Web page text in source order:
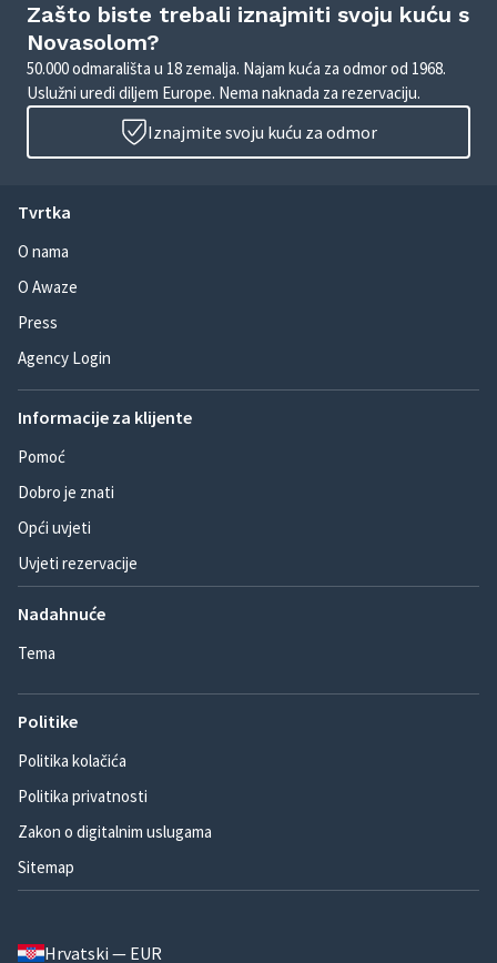
Zašto biste trebali iznajmiti svoju kuću s
Novasolom?
50.000 odmarališta u 18 zemalja. Najam kuća za odmor od 1968.
Uslužni uredi diljem Europe. Nema naknada za rezervaciju.
Iznajmite svoju kuću za odmor
Tvrtka
O nama
O Awaze
Press
Agency Login
Informacije za klijente
Pomoć
Dobro je znati
Opći uvjeti
Uvjeti rezervacije
Nadahnuće
Tema
Politike
Politika kolačića
Politika privatnosti
Zakon o digitalnim uslugama
Sitemap
Hrvatski — EUR